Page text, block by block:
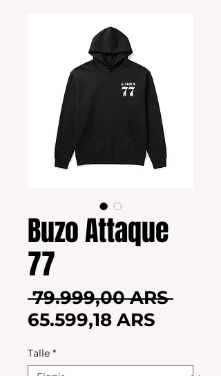
Buzo Attaque
77
79.999,00 ARS Precio
65.599,18 ARS
oferta
Talle *